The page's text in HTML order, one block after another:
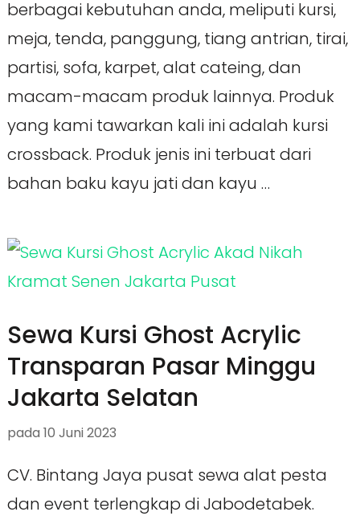
berbagai kebutuhan anda, meliputi kursi,
meja, tenda, panggung, tiang antrian, tirai,
partisi, sofa, karpet, alat cateing, dan
macam-macam produk lainnya. Produk
yang kami tawarkan kali ini adalah kursi
crossback. Produk jenis ini terbuat dari
bahan baku kayu jati dan kayu …
Sewa Kursi Ghost Acrylic
Transparan Pasar Minggu
Jakarta Selatan
pada 10 Juni 2023
CV. Bintang Jaya pusat sewa alat pesta
dan event terlengkap di Jabodetabek.